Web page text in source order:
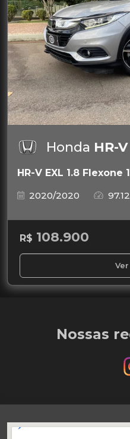
Honda HR-V
HR-V EXL 1.8 Flexone
2020/2020
R$ 108.900
Nossas